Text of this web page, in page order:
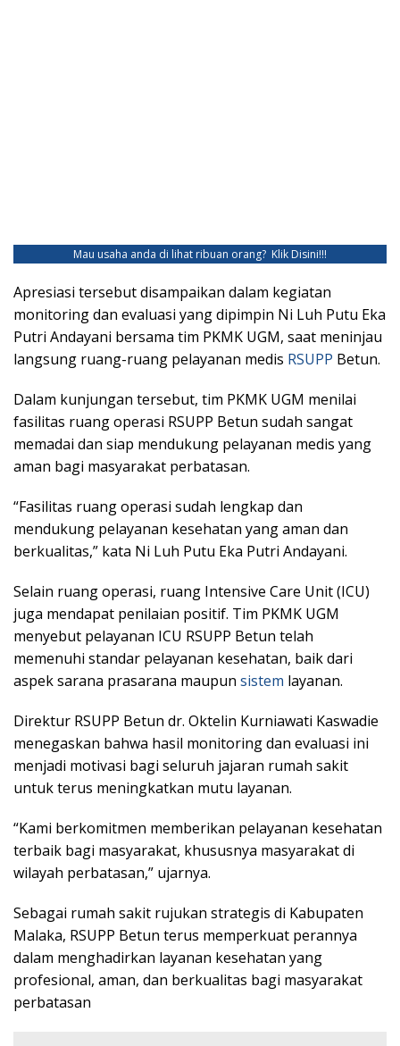
Mau usaha anda di lihat ribuan orang? Klik Disini!!!
Apresiasi tersebut disampaikan dalam kegiatan
monitoring dan evaluasi yang dipimpin Ni Luh Putu Eka
Putri Andayani bersama tim PKMK UGM, saat meninjau
langsung ruang-ruang pelayanan medis RSUPP Betun.
Dalam kunjungan tersebut, tim PKMK UGM menilai
fasilitas ruang operasi RSUPP Betun sudah sangat
memadai dan siap mendukung pelayanan medis yang
aman bagi masyarakat perbatasan.
“Fasilitas ruang operasi sudah lengkap dan
mendukung pelayanan kesehatan yang aman dan
berkualitas,” kata Ni Luh Putu Eka Putri Andayani.
Selain ruang operasi, ruang Intensive Care Unit (ICU)
juga mendapat penilaian positif. Tim PKMK UGM
menyebut pelayanan ICU RSUPP Betun telah
memenuhi standar pelayanan kesehatan, baik dari
aspek sarana prasarana maupun sistem layanan.
Direktur RSUPP Betun dr. Oktelin Kurniawati Kaswadie
menegaskan bahwa hasil monitoring dan evaluasi ini
menjadi motivasi bagi seluruh jajaran rumah sakit
untuk terus meningkatkan mutu layanan.
“Kami berkomitmen memberikan pelayanan kesehatan
terbaik bagi masyarakat, khususnya masyarakat di
wilayah perbatasan,” ujarnya.
Sebagai rumah sakit rujukan strategis di Kabupaten
Malaka, RSUPP Betun terus memperkuat perannya
dalam menghadirkan layanan kesehatan yang
profesional, aman, dan berkualitas bagi masyarakat
perbatasan